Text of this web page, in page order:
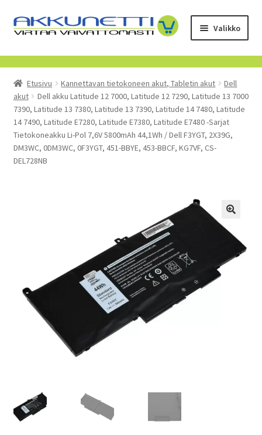
Siirry
navigointiin
Siirry
sisältöön
Valikko
Kauppa
Tietoa meistä
Yrityksille
Toimitusehdot
Etusivu Kannettavan tietokoneen akut, Tabletin akut
Dell
akut
Dell akku Latitude 12 7000, Latitude 12 7290, Latitude 13 7000
7390, Latitude 13 7380, Latitude 13 7390, Latitude 14 7480, Latitude
14 7490, Latitude E7280, Latitude E7380, Latitude E7480 -Sarjat
Tietokoneakku Li-Pol 7,6V 5800mAh 44,1Wh / Dell F3YGT, 2X39G,
DM3WC, 0DM3WC, 0F3YGT, 451-BBYE, 453-BBCF, KG7VF, CS-
DEL728NB